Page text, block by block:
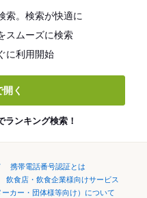
索。検索が快適に
スムーズに検索
に利用開始
く
ランキング検索！
携帯電話番号認証とは
飲食店・飲食企業様向けサービス
ーカー・団体様等向け）について